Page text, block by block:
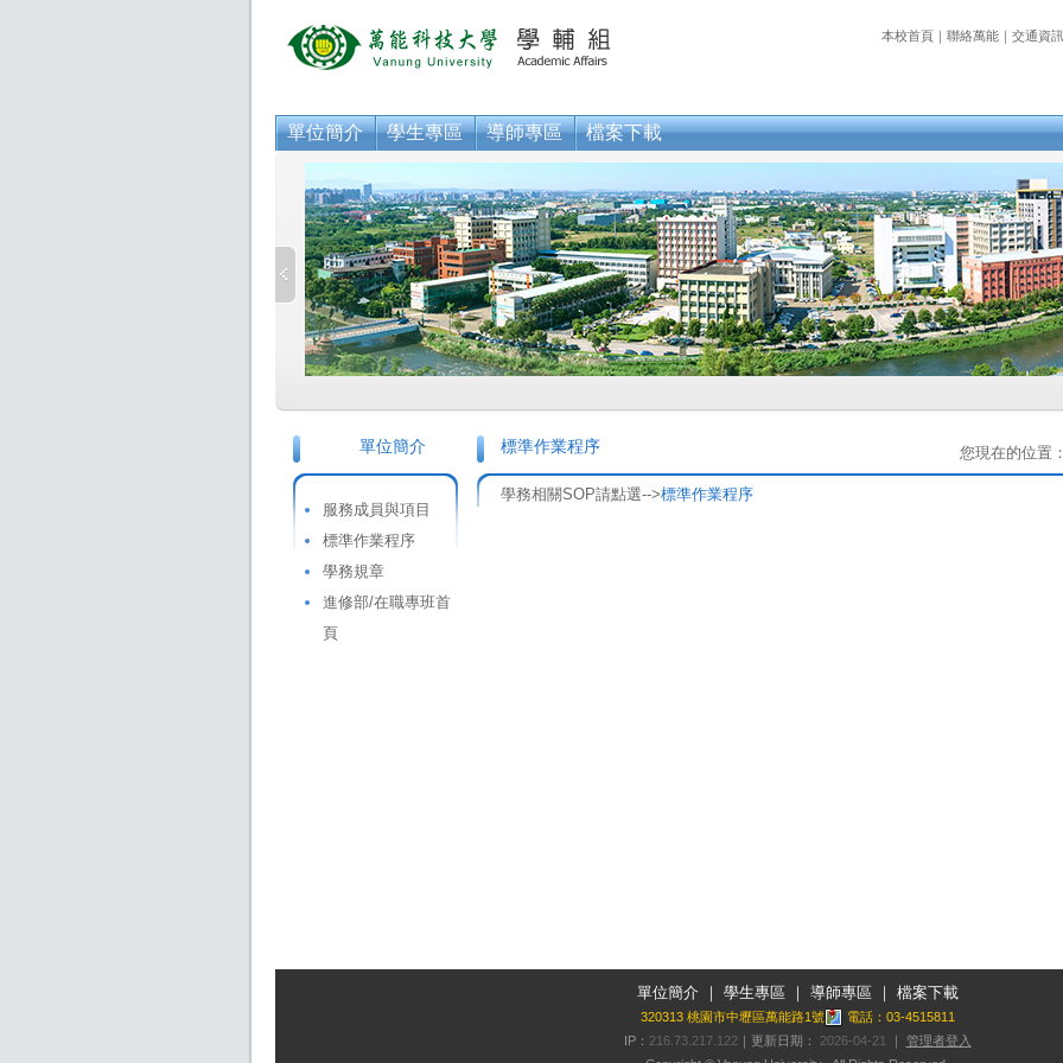
本校首頁 ｜ 聯絡萬能 ｜ 交通資訊
單位簡介 學生專區 導師專區 檔案下載
單位簡介
服務成員與項目
標準作業程序
學務規章
進修部/在職專班首
頁
標準作業程序 您現在的位置
學務相關SOP請點選-->標準作業程序
單位簡介｜ 學生專區｜ 導師專區｜ 檔案下載
320313 桃園市中壢區萬能路1號
電話：03-4515811
IP： 216.73.217.122 ｜更新日期： 2026-04-21 ｜ 管理者登入